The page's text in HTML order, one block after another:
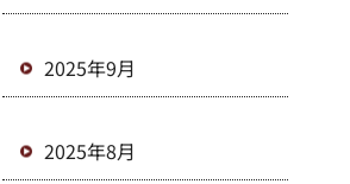
2025年9月
2025年8月